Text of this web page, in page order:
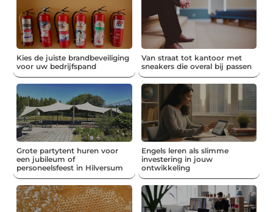
Kies de juiste brandbeveiliging
voor uw bedrijfspand
Van straat tot kantoor met
sneakers die overal bij passen
Grote partytent huren voor
een jubileum of
personeelsfeest in Hilversum
Engels leren als slimme
investering in jouw
ontwikkeling